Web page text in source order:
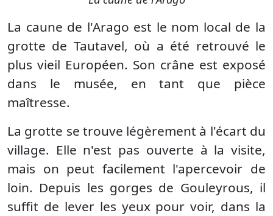
La caune de l'Arago est le nom local de la
grotte de Tautavel, où a été retrouvé le
plus vieil Européen. Son crâne est exposé
dans le musée, en tant que pièce
maîtresse.
La grotte se trouve légèrement à l'écart du
village. Elle n'est pas ouverte à la visite,
mais on peut facilement l'apercevoir de
loin. Depuis les gorges de Gouleyrous, il
suffit de lever les yeux pour voir, dans la